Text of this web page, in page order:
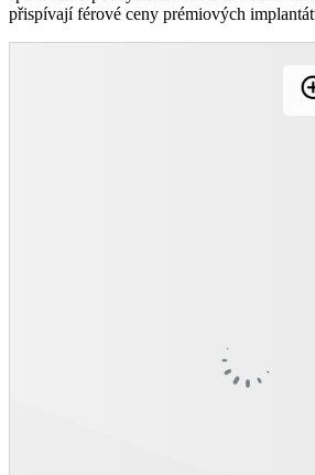
přispívají férové ceny prémiových